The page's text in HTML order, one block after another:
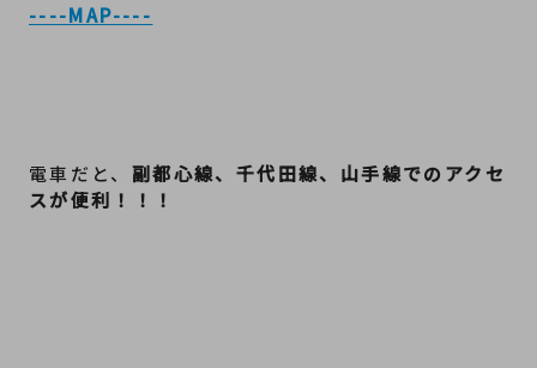
----MAP----
電車だと、 副都心線、千代田線、山手線でのアクセ
スが便利！！！